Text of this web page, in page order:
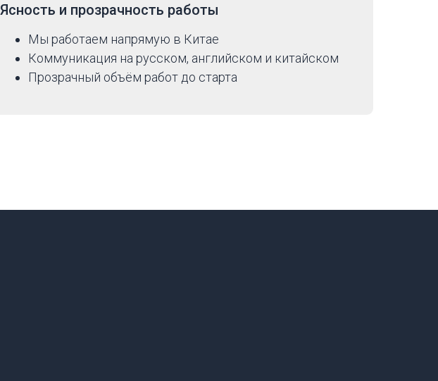
Ясность и прозрачность работы
Мы работаем напрямую в Китае
Коммуникация на русском, английском и китайском
Прозрачный объём работ до старта